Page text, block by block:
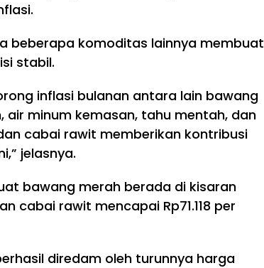
beberapa komoditas lainnya membuat
stabil.
inflasi bulanan antara lain bawang
air minum kemasan, tahu mentah, dan
cabai rawit memberikan kontribusi
jelasnya.
bawang merah berada di kisaran
cabai rawit mencapai Rp71.118 per
diredam oleh turunnya harga